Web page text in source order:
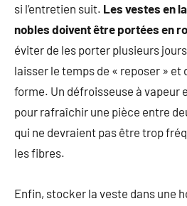
si l’entretien suit. Les vestes en
nobles doivent être portées en
éviter de les porter plusieurs
laisser le temps de « reposer » et
forme. Un défroisseuse à vapeur
pour rafraîchir une pièce entre
qui ne devraient pas être trop
les fibres.
Enfin, stocker la veste dans une